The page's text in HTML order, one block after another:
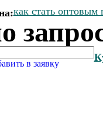
как стать оптовым
в заявку